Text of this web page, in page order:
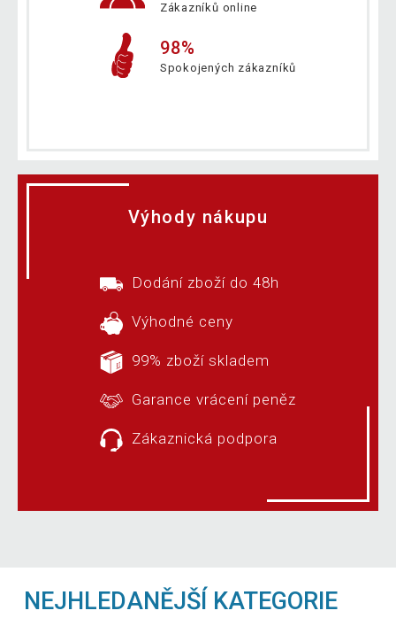
Zákazníků online
98%
Spokojených zákazníků
Výhody nákupu
Dodání zboží do 48h
Výhodné ceny
99% zboží skladem
Garance vrácení peněz
Zákaznická podpora
NEJHLEDANĚJŠÍ KATEGORIE